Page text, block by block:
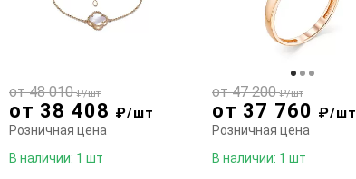
от 38 408 ₽/шт
от 48 010₽/шт
Розничная цена
В наличии: 1 шт
от 37 760 ₽/шт
от 47 200₽/шт
Розничная цена
В наличии: 1 шт